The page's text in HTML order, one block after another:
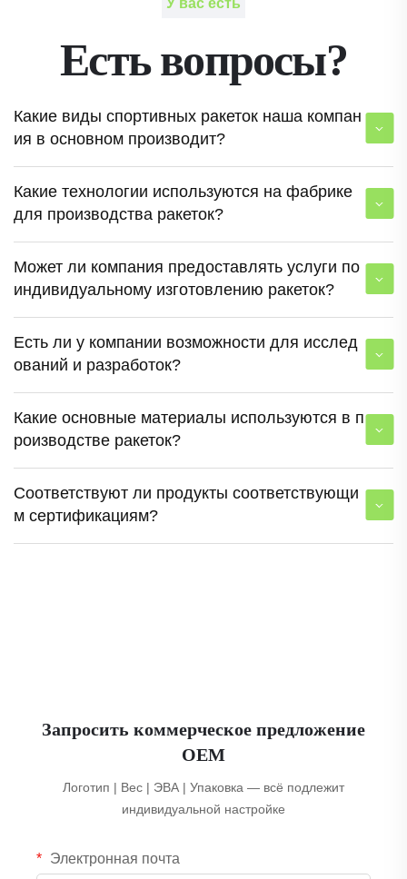
У вас есть
Есть вопросы?
Какие виды спортивных ракеток наша компан
ия в основном производит?
Какие технологии используются на фабрике
для производства ракеток?
Может ли компания предоставлять услуги по
индивидуальному изготовлению ракеток?
Есть ли у компании возможности для исслед
ований и разработок?
Какие основные материалы используются в п
роизводстве ракеток?
Соответствуют ли продукты соответствующи
м сертификациям?
Запросить коммерческое предложение
OEM
Логотип | Вес | ЭВА | Упаковка — всё подлежит
индивидуальной настройке
Электронная почта